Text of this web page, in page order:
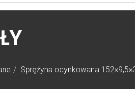
Sprężyna ocynkowana